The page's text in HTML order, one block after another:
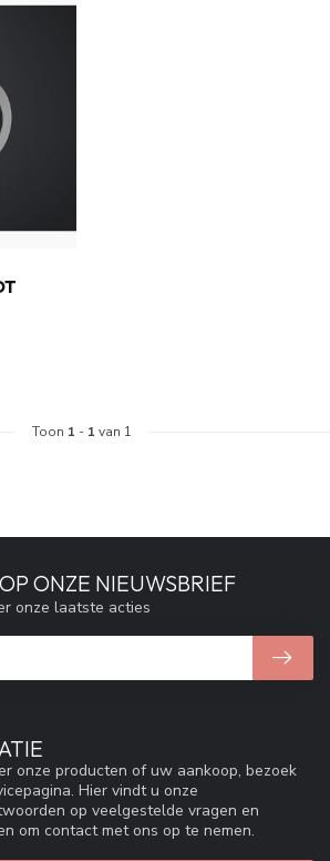
Toon 1 - 1 van 1
onze producten of uw aankoop, bezoek
Hier vindt u onze
op veelgestelde vragen en
om contact met ons op te nemen.
ONZE NIEUWSBRIEF
onze laatste acties